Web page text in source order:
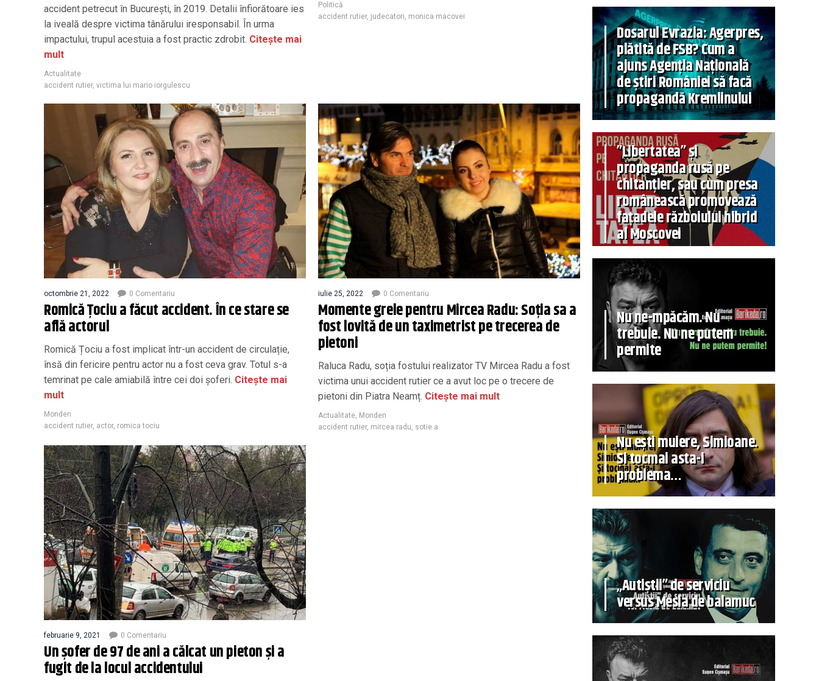
accident petrecut în București, în 2019. Detalii înfiorătoare ies
la iveală despre victima tânărului iresponsabil. În urma
impactului, trupul acestuia a fost practic zdrobit. Citește mai
mult
Actualitate
accident rutier, victima lui mario iorgulescu
Politică
accident rutier, judecatori, monica macovei
octombrie 21, 2022 0 Comentariu
Romică Țociu a făcut accident. În ce stare se
află actorul
Romică Țociu a fost implicat într-un accident de circulație,
însă din fericire pentru actor nu a fost ceva grav. Totul s-a
temrinat pe cale amiabilă între cei doi șoferi. Citește mai
mult
Monden
accident rutier, actor, romica tociu
iulie 25, 2022 0 Comentariu
Momente grele pentru Mircea Radu: Soția sa a
fost lovită de un taximetrist pe trecerea de
pietoni
Raluca Radu, soția fostului realizator TV Mircea Radu a fost
victima unui accident rutier ce a avut loc pe o trecere de
pietoni din Piatra Neamț. Citește mai mult
Actualitate Monden
accident rutier, mircea radu sotie a
februarie 9, 2021 0 Comentariu
Un șofer de 97 de ani a călcat un pieton și a
fugit de la locul accidentului
Dosarul Evrazia: Agerpres,
plătită de FSB? Cum a
ajuns Agenția Națională
de știri României să facă
propagandă Kremlinului
”Libertatea” și
propaganda rusă pe
chitanțier, sau cum presa
românească promovează
fațadele războiului hibrid
al Moscovei
Nu ne-mpăcăm. Nu
trebuie. Nu ne putem
permite
Nu ești muiere, Simioane.
Și tocmai asta-i
problema…
„Autiștii” de serviciu
versus Mesia de balamuc